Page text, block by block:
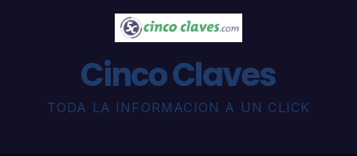
Cinco Claves
TODA LA INFORMACION A UN CLICK